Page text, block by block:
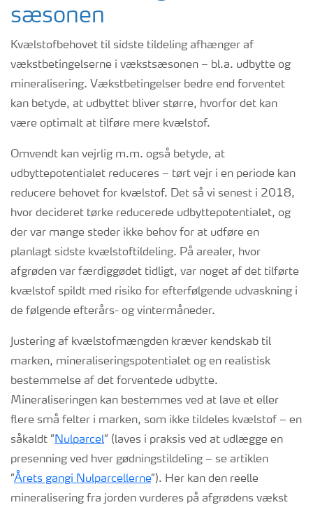
sæsonen
Kvælstofbehovet til sidste tildeling afhænger af
vækstbetingelserne i vækstsæsonen – bl.a. udbytte og
mineralisering. Vækstbetingelser bedre end forventet
kan betyde, at udbyttet bliver større, hvorfor det kan
være optimalt at tilføre mere kvælstof.
Omvendt kan vejrlig m.m. også betyde, at
udbyttepotentialet reduceres – tørt vejr i en periode kan
reducere behovet for kvælstof. Det så vi senest i 2018,
hvor decideret tørke reducerede udbyttepotentialet, og
der var mange steder ikke behov for at udføre en
planlagt sidste kvælstoftildeling. På arealer, hvor
afgrøden var færdiggødet tidligt, var noget af det tilførte
kvælstof spildt med risiko for efterfølgende udvaskning i
de følgende efterårs- og vintermåneder.
Justering af kvælstofmængden kræver kendskab til
marken, mineraliseringspotentialet og en realistisk
bestemmelse af det forventede udbytte.
Mineraliseringen kan bestemmes ved at lave et eller
flere små felter i marken, som ikke tildeles kvælstof – en
såkaldt ” Nulparcel” (laves i praksis ved at udlægge en
presenning ved hver gødningstildeling – se artiklen
”Årets gangi Nulparcellerne”). Her kan den reelle
mineralisering fra jorden vurderes på afgrødens vækst